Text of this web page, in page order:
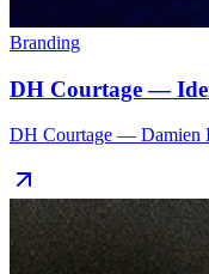
Branding
DH Courtage —
DH Courtage — Damien